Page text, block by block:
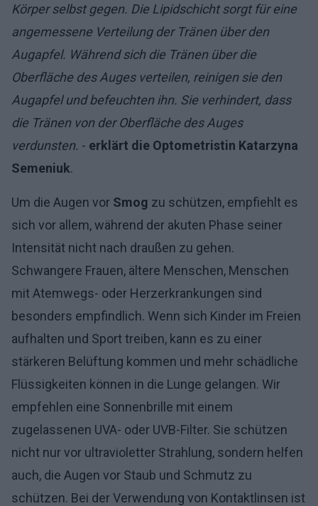
Körper selbst gegen. Die Lipidschicht sorgt für eine
angemessene Verteilung der Tränen über den
Augapfel. Während sich die Tränen über die
Oberfläche des Auges verteilen, reinigen sie den
Augapfel und befeuchten ihn. Sie verhindert, dass
die Tränen von der Oberfläche des Auges
verdunsten. - erklärt die Optometristin Katarzyna
Semeniuk.
Um die Augen vor Smog zu schützen, empfiehlt es
sich vor allem, während der akuten Phase seiner
Intensität nicht nach draußen zu gehen.
Schwangere Frauen, ältere Menschen, Menschen
mit Atemwegs- oder Herzerkrankungen sind
besonders empfindlich. Wenn sich Kinder im Freien
aufhalten und Sport treiben, kann es zu einer
stärkeren Belüftung kommen und mehr schädliche
Flüssigkeiten können in die Lunge gelangen. Wir
empfehlen eine Sonnenbrille mit einem
zugelassenen UVA- oder UVB-Filter. Sie schützen
nicht nur vor ultravioletter Strahlung, sondern helfen
auch, die Augen vor Staub und Schmutz zu
schützen. Bei der Verwendung von Kontaktlinsen ist